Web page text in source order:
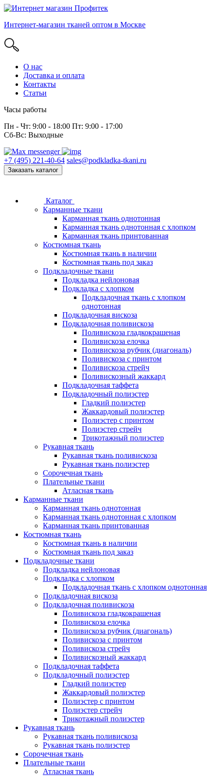
Интернет-магазин тканей оптом в Москве
О нас
Доставка и оплата
Контакты
Статьи
Часы работы
Пн - Чт: 9:00 - 18:00 Пт: 9:00 - 17:00
Сб-Вс: Выходные
+7 (495) 221-40-64 sales@podkladka-tkani.ru
Заказать каталог
Каталог
Карманные ткани
Карманная ткань однотонная
Карманная ткань однотонная с хлопком
Карманная ткань принтованная
Костюмная ткань
Костюмная ткань в наличии
Костюмная ткань под заказ
Подкладочные ткани
Подкладка нейлоновая
Подкладка с хлопком
Подкладочная ткань с хлопком
однотонная
Подкладочная вискоза
Подкладочная поливискоза
Поливискоза гладкокрашеная
Поливискоза елочка
Поливискоза рубчик (диагональ)
Поливискоза с принтом
Поливискоза стрейч
Поливискозный жаккард
Подкладочная таффета
Подкладочный полиэстер
Гладкий полиэстер
Жаккардовый полиэстер
Полиэстер с принтом
Полиэстер стрейч
Трикотажный полиэстер
Рукавная ткань
Рукавная ткань поливискоза
Рукавная ткань полиэстер
Сорочечная ткань
Плательные ткани
Атласная ткань
Карманные ткани
Карманная ткань однотонная
Карманная ткань однотонная с хлопком
Карманная ткань принтованная
Костюмная ткань
Костюмная ткань в наличии
Костюмная ткань под заказ
Подкладочные ткани
Подкладка нейлоновая
Подкладка с хлопком
Подкладочная ткань с хлопком однотонная
Подкладочная вискоза
Подкладочная поливискоза
Поливискоза гладкокрашеная
Поливискоза елочка
Поливискоза рубчик (диагональ)
Поливискоза с принтом
Поливискоза стрейч
Поливискозный жаккард
Подкладочная таффета
Подкладочный полиэстер
Гладкий полиэстер
Жаккардовый полиэстер
Полиэстер с принтом
Полиэстер стрейч
Трикотажный полиэстер
Рукавная ткань
Рукавная ткань поливискоза
Рукавная ткань полиэстер
Сорочечная ткань
Плательные ткани
Атласная ткань